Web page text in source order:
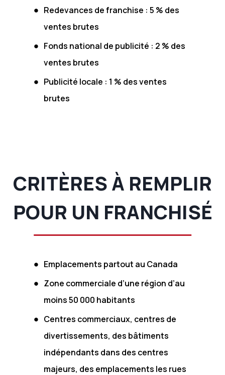
Redevances de franchise : 5 % des
ventes brutes
Fonds national de publicité : 2 % des
ventes brutes
Publicité locale : 1 % des ventes
brutes
CRITÈRES À REMPLIR
POUR UN FRANCHISÉ
Emplacements partout au Canada
Zone commerciale d’une région d’au
moins 50 000 habitants
Centres commerciaux, centres de
divertissements, des bâtiments
indépendants dans des centres
majeurs, des emplacements les rues